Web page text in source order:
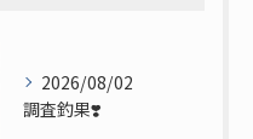
2026/08/02
調査釣果❣️